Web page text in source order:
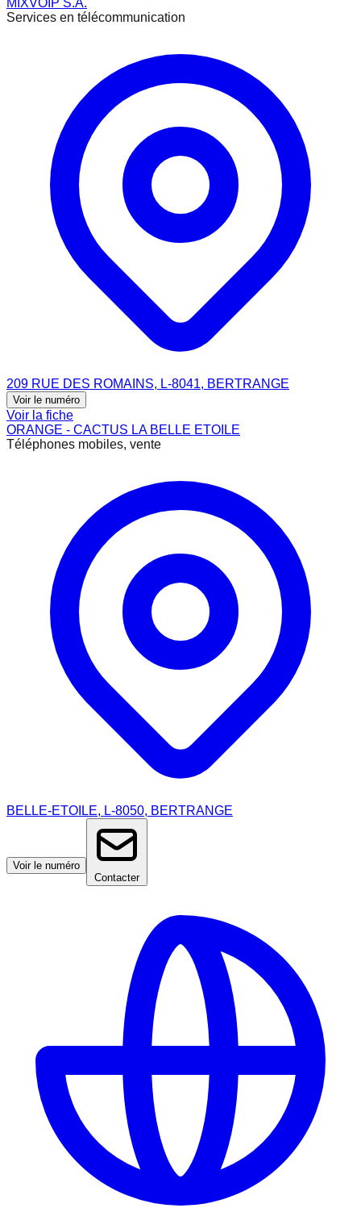
Services en télécommunication
209 RUE DES ROMAINS, L-8041, BERTRANGE
Voir le numéro
Voir la fiche
ORANGE - CACTUS LA BELLE ETOILE
Téléphones mobiles, vente
BELLE-ETOILE, L-8050, BERTRANGE
Voir le numéro
Contacter